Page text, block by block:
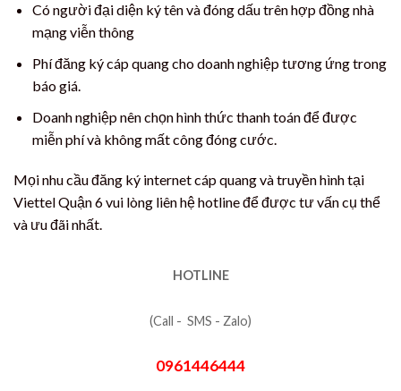
Có người đại diện ký tên và đóng dấu trên hợp đồng nhà
mạng viễn thông
Phí đăng ký cáp quang cho doanh nghiệp tương ứng trong
báo giá.
Doanh nghiệp nên chọn hình thức thanh toán để được
miễn phí và không mất công đóng cước.
Mọi nhu cầu đăng ký internet cáp quang và truyền hình tại
Viettel Quận 6 vui lòng liên hệ hotline để được tư vấn cụ thể
và ưu đãi nhất.
HOTLINE
(Call - SMS - Zalo)
0961446444